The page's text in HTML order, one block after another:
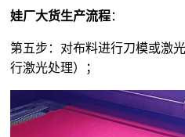
娃厂大货生产流程：
第五步：对布料进行刀模或激
行激光处理）；